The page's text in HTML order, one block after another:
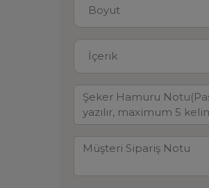
Boyut
İçerik